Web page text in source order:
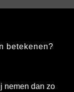
betekenen?
nemen dan zo